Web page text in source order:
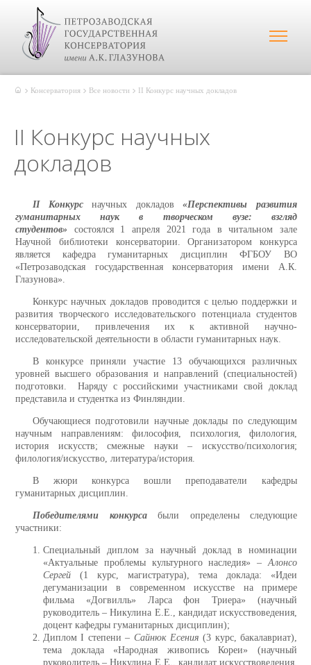
Консерватория Все новости II Конкурс научных докладов
II Конкурс научных
докладов
IIКонкурснаучных докладов«Перспективы развития
гуманитарных наук в творческом вузе: взгляд
студентов» состоялся 1 апреля 2021 года в читальном зале
Научной библиотеки консерватории. Организатором конкурса
является кафедра гуманитарных дисциплин ФГБОУ ВО
«Петрозаводская государственная консерватория имени А.К.
Глазунова».
Конкурс научных докладов проводится с целью поддержки и
развития творческого исследовательского потенциала студентов
консерватории, привлечения их к активной научно-
исследовательской деятельности в области гуманитарных наук.
В конкурсе приняли участие 13 обучающихся различных
уровней высшего образования и направлений (специальностей)
подготовки. Наряду с российскими участниками свой доклад
представила и студентка из Финляндии.
Обучающиеся подготовили научные доклады по следующим
научным направлениям: философия, психология, филология,
история искусств; смежные науки – искусство/психология;
филология/искусство, литература/история.
В жюри конкурса вошли преподаватели кафедры
гуманитарных дисциплин.
Победителями конкурсабыли определены следующие
участники:
Специальный диплом за научный доклад в номинации
«Актуальные проблемы культурного наследия» –Алонсо
Сергей (1 курс, магистратура), тема доклада: «Идеи
дегуманизации в современном искусстве на примере
фильма «Догвилль» Ларса фон Триера» (научный
руководитель – Никулина Е.Е., кандидат искусствоведения,
доцент кафедры гуманитарных дисциплин);
Диплом I степени – Сайнюк Есения (3 курс, бакалавриат),
тема доклада «Народная живопись Кореи» (научный
руководитель – Никулина Е.Е., кандидат искусствоведения,